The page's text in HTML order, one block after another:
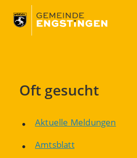
Oft gesucht
Aktuelle Meldungen
Amtsblatt